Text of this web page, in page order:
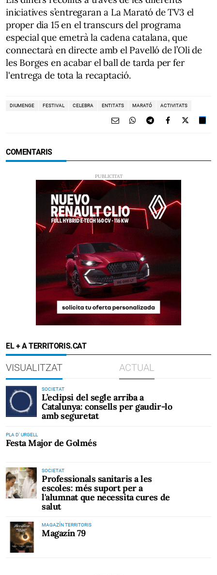
iniciatives s’entregaran a La Marató de TV3 el
proper dia 15 en el transcurs del programa
especial que emetrà la cadena catalana, que
connectarà en directe amb el Pavelló de l’Oli de
les Borges en acabar el ball de tarda per fer
l'entrega de tota la recaptació.
DIUMENGE FESTIVAL CELEBRA ENTITATS MARATÓ ACTIVITATS
COMENTARIS
EL + A TERRITORIS.CAT
VISUALITZAT ACTUAL
SOCIETAT
L’eclipsi del segle arriba a
Catalunya: consells per gaudir-lo
amb seguretat
PLA D' URGELL
Festa Major de Golmés
SOCIETAT
Professionals sanitaris a les
escoles: més suport per a
l'alumnat que necessita cures de
salut
MAGAZÍN TERRITORIS
Magazín 79